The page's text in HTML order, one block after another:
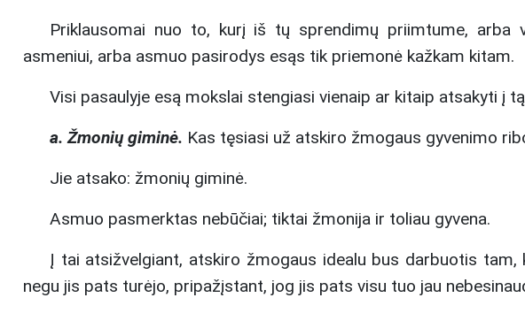
Priklausomai nuo to, kurį iš tų sprendimų priimtume, arba
asmeniui, arba asmuo pasirodys esąs tik priemonė kažkam kitam.
Visi pasaulyje esą mokslai stengiasi vienaip ar kitaip atsakyti į
a. Žmonių giminė. Kas tęsiasi už atskiro žmogaus gyvenimo
Jie atsako: žmonių giminė.
Asmuo pasmerktas nebūčiai; tiktai žmonija ir toliau gyvena.
Į tai atsižvelgiant, atskiro žmogaus idealu bus darbuotis
negu jis pats turėjo, pripažįstant, jog jis pats visu tuo jau